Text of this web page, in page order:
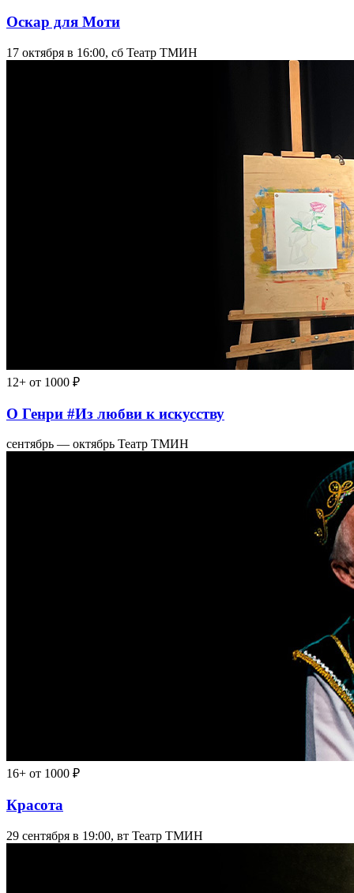
Оскар для Моти
17 октября в 16:00, сб Театр ТМИН
12+ от 1000 ₽
О Генри #Из любви к искусству
сентябрь — октябрь Театр ТМИН
16+ от 1000 ₽
Красота
29 сентября в 19:00, вт Театр ТМИН